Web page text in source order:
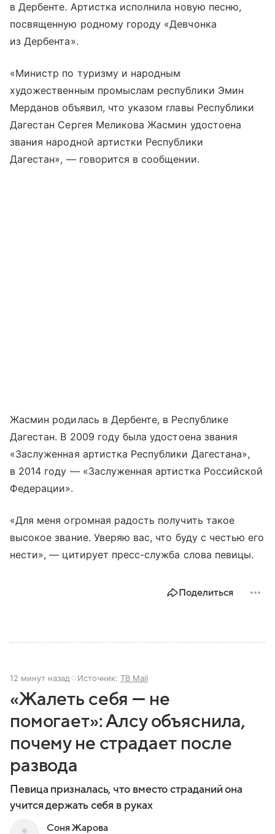
в Дербенте. Артистка исполнила новую песню,
посвященную родному городу «Девчонка
из Дербента».
«Министр по туризму и народным
художественным промыслам республики Эмин
Мерданов объявил, что указом главы Республики
Дагестан Сергея Меликова Жасмин удостоена
звания народной артистки Республики
Дагестан», — говорится в сообщении.
Жасмин родилась в Дербенте, в Республике
Дагестан. В 2009 году была удостоена звания
«Заслуженная артистка Республики Дагестана»,
в 2014 году — «Заслуженная артистка Российской
Федерации».
«Для меня огромная радость получить такое
высокое звание. Уверяю вас, что буду с честью его
нести», — цитирует пресс-служба слова певицы.
Поделиться
12 минут назад Источник: ТВ Mail
«Жалеть себя — не
помогает»: Алсу объяснила,
почему не страдает после
развода
Певица призналась, что вместо страданий она
учится держать себя в руках
Соня Жарова